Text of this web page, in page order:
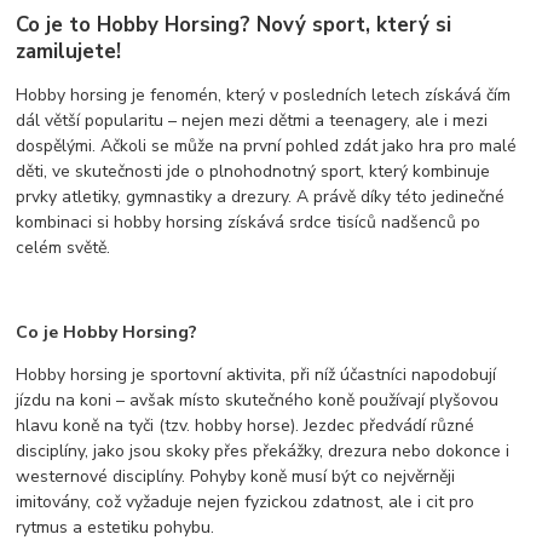
Co je to Hobby Horsing? Nový sport, který si
zamilujete!
Hobby horsing je fenomén, který v posledních letech získává čím
dál větší popularitu – nejen mezi dětmi a teenagery, ale i mezi
dospělými. Ačkoli se může na první pohled zdát jako hra pro malé
děti, ve skutečnosti jde o plnohodnotný sport, který kombinuje
prvky atletiky, gymnastiky a drezury. A právě díky této jedinečné
kombinaci si hobby horsing získává srdce tisíců nadšenců po
celém světě.
Co je Hobby Horsing?
Hobby horsing je sportovní aktivita, při níž účastníci napodobují
jízdu na koni – avšak místo skutečného koně používají plyšovou
hlavu koně na tyči (tzv. hobby horse). Jezdec předvádí různé
disciplíny, jako jsou skoky přes překážky, drezura nebo dokonce i
westernové disciplíny. Pohyby koně musí být co nejvěrněji
imitovány, což vyžaduje nejen fyzickou zdatnost, ale i cit pro
rytmus a estetiku pohybu.